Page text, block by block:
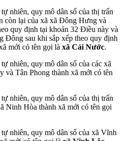
nhiên, quy mô dân số của thị trấn
còn lại của xã xã Đông Hưng và
quy định tại khoản 32 Điều này và
Đông sau khi sắp xếp theo quy định
mới có tên gọi là xã Cái Nước.
nhiên, quy mô dân số của các xã
và Tân Phong thành xã mới có tên
nhiên, quy mô dân số của thị trấn
Ninh Hòa thành xã mới có tên gọi
nhiên, quy mô dân số của xã Vĩnh